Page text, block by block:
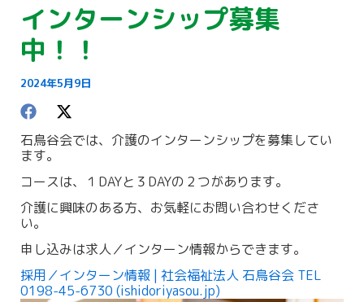
インターンシップ募集
中！！
2024年5月9日
石鳥谷会では、介護のインターンシップを募集してい
ます。
コースは、１DAYと３DAYの２つがあります。
介護に興味のある方、お気軽にお問い合わせくださ
い。
申し込みは求人／インターン情報からできます。
採用／インターン情報 | 社会福祉法人 石鳥谷会 TEL
0198-45-6730 (ishidoriyasou.jp)